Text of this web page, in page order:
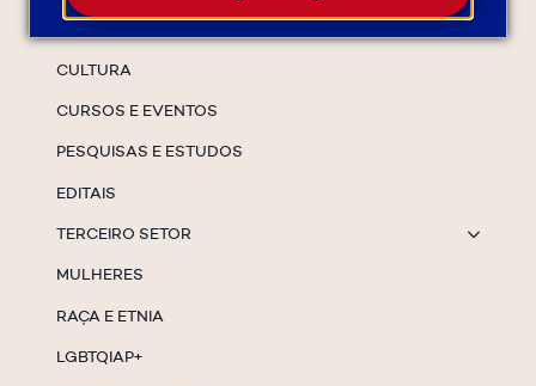
CULTURA
CURSOS E EVENTOS
PESQUISAS E ESTUDOS
EDITAIS
TERCEIRO SETOR
MULHERES
RAÇA E ETNIA
LGBTQIAP+